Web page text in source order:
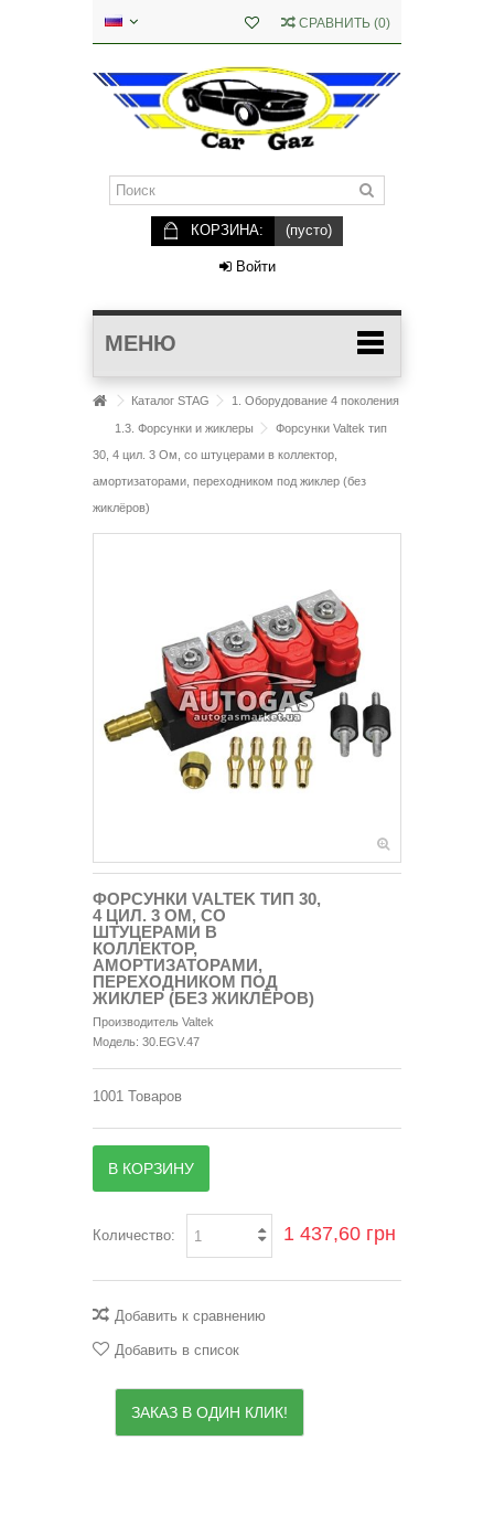
СРАВНИТЬ (0)
КОРЗИНА: (пусто)
Войти
МЕНЮ
Каталог STAG 1. Оборудование 4 поколения
1.3. Форсунки и жиклеры
Форсунки Valtek тип
30, 4 цил. 3 Oм, со штуцерами в коллектор,
амортизаторами, переходником под жиклер (без
жиклёров)
ФОРСУНКИ VALTEK ТИП 30,
4 ЦИЛ. 3 OМ, СО
ШТУЦЕРАМИ В
КОЛЛЕКТОР,
АМОРТИЗАТОРАМИ,
ПЕРЕХОДНИКОМ ПОД
ЖИКЛЕР (БЕЗ ЖИКЛЁРОВ)
Производитель Valtek
Модель: 30.EGV.47
1001 Товаров
В КОРЗИНУ
Количество: 1 437,60 грн
Добавить к сравнению
Добавить в список
ЗАКАЗ В ОДИН КЛИК!